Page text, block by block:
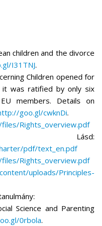
children and the divorce
I31TNJ.
Children opened for
it was ratified by only six
members. Details on
goo.gl/cwknDi.
Rights_overview.pdf
pdf/text_en.pdf
Rights_overview.pdf
uploads/Principles-
Science and Parenting
0rbola.